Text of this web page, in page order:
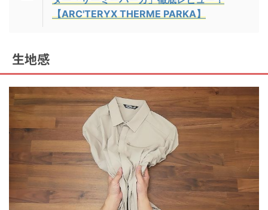
【ARC'TERYX THERME PARKA】
生地感